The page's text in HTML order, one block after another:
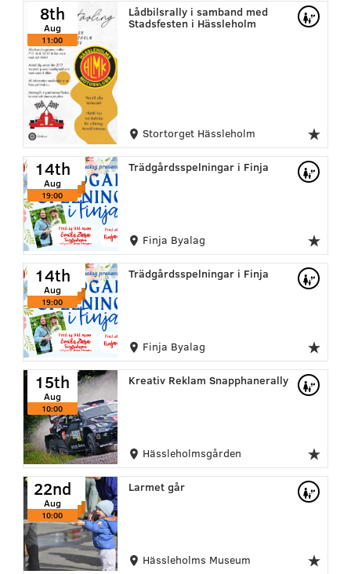
Lådbilsrally i samband med
Stadsfesten i Hässleholm
8th
Aug
11:00
Stortorget Hässleholm
Trädgårdsspelningar i Finja
14th
Aug
19:00
14th
Aug
19:00
14th
Aug
19:00
Finja Byalag
Trädgårdsspelningar i Finja
14th
Aug
19:00
14th
Aug
19:00
14th
Aug
19:00
Finja Byalag
Kreativ Reklam Snapphanerally
15th
Aug
10:00
Hässleholmsgården
Larmet går
22nd
Aug
10:00
22nd
Aug
10:00
22nd
Aug
10:00
Hässleholms Museum